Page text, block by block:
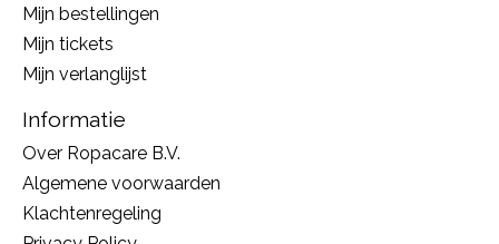
Mijn bestellingen
Mijn tickets
Mijn verlanglijst
Informatie
Over Ropacare B.V.
Algemene voorwaarden
Klachtenregeling